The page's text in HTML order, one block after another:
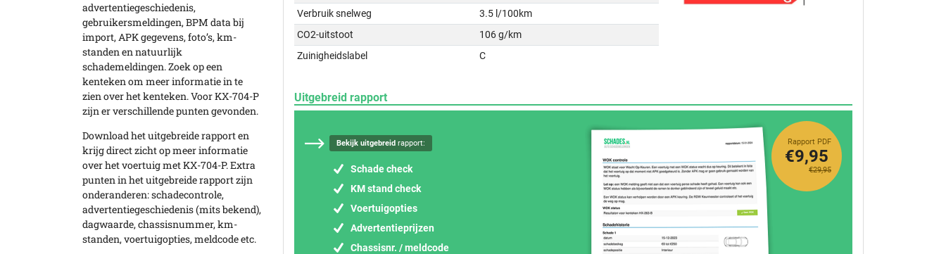
advertentiegeschiedenis,
gebruikersmeldingen, BPM data bij
import, APK gegevens, foto’s, km-
standen en natuurlijk
schademeldingen. Zoek op een
kenteken om meer informatie in te
zien over het kenteken. Voor KX-704-P
zijn er verschillende punten gevonden.
Download het uitgebreide rapport en
krijg direct zicht op meer informatie
over het voertuig met KX-704-P. Extra
punten in het uitgebreide rapport zijn
onderanderen: schadecontrole,
advertentiegeschiedenis (mits bekend),
dagwaarde, chassisnummer, km-
standen, voertuigopties, meldcode etc.
Verbruik snelweg
3.5 l/100km
CO2-uitstoot
106 g/km
Zuinigheidslabel
C
Uitgebreid rapport
Bekijk uitgebreid rapport:
Schade check
KM stand check
Voertuigopties
Advertentieprijzen
Chassisnr. / meldcode
Rapport PDF
€29,95
€9,95